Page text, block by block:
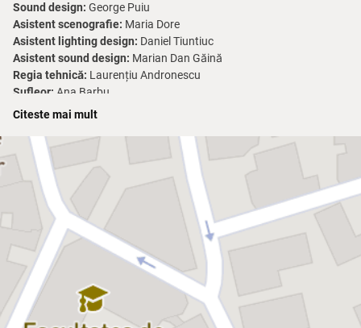
Sound design: George Puiu
Asistent scenografie: Maria Dore
Asistent lighting design: Daniel Tiuntiuc
Asistent sound design: Marian Dan Găină
Regia tehnică: Laurențiu Andronescu
Sufleor: Ana Barbu
Producător delegat:
După succesul cu „Moroi și păpădii” (care i-a adus Premiul de debut
al Uniunii Scriitorilor, filiala București), Gavril Pătru revine acum cu o
continuare a întâmplărilor din prima sa piesă, păstrând tripla
ipostază de autor, regizor și actor. În „Ceasu’ și cămașa miresii
(Nunta)”, aceleași personaje din satul oltenesc de azi, alături de
altele nou-introduse, continuă povestea într-un registru marcat de
același amestec de umor debordant și dramatism, care a cucerit
publicul în „Moroi și păpădii” și care conturează universul unei
familii tipice de olteni.
De data aceasta, fundalul pe care se petrece cavalcada de
Citeste mai mult